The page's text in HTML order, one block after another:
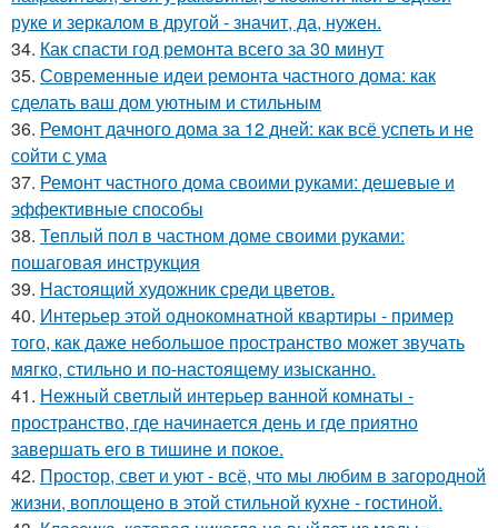
руке и зеркалом в другой - значит, да, нужен.
34. Как спасти год ремонта всего за 30 минут
35. Современные идеи ремонта частного дома: как
сделать ваш дом уютным и стильным
36. Ремонт дачного дома за 12 дней: как всё успеть и не
сойти с ума
37. Ремонт частного дома своими руками: дешевые и
эффективные способы
38. Теплый пол в частном доме своими руками:
пошаговая инструкция
39. Настоящий художник среди цветов.
40. Интерьер этой однокомнатной квартиры - пример
того, как даже небольшое пространство может звучать
мягко, стильно и по-настоящему изысканно.
41. Нежный светлый интерьер ванной комнаты -
пространство, где начинается день и где приятно
завершать его в тишине и покое.
42. Простор, свет и уют - всё, что мы любим в загородной
жизни, воплощено в этой стильной кухне - гостиной.